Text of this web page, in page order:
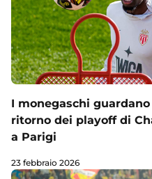
I monegaschi
ritorno dei playoff di
a Parigi
23 febbraio 2026